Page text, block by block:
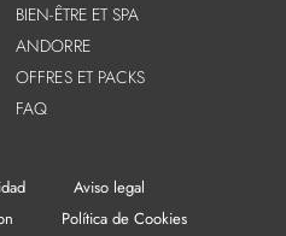
BIEN-ÊTRE ET SPA
ANDORRE
OFFRES ET PACKS
FAQ
Aviso legal
Política de Cookies